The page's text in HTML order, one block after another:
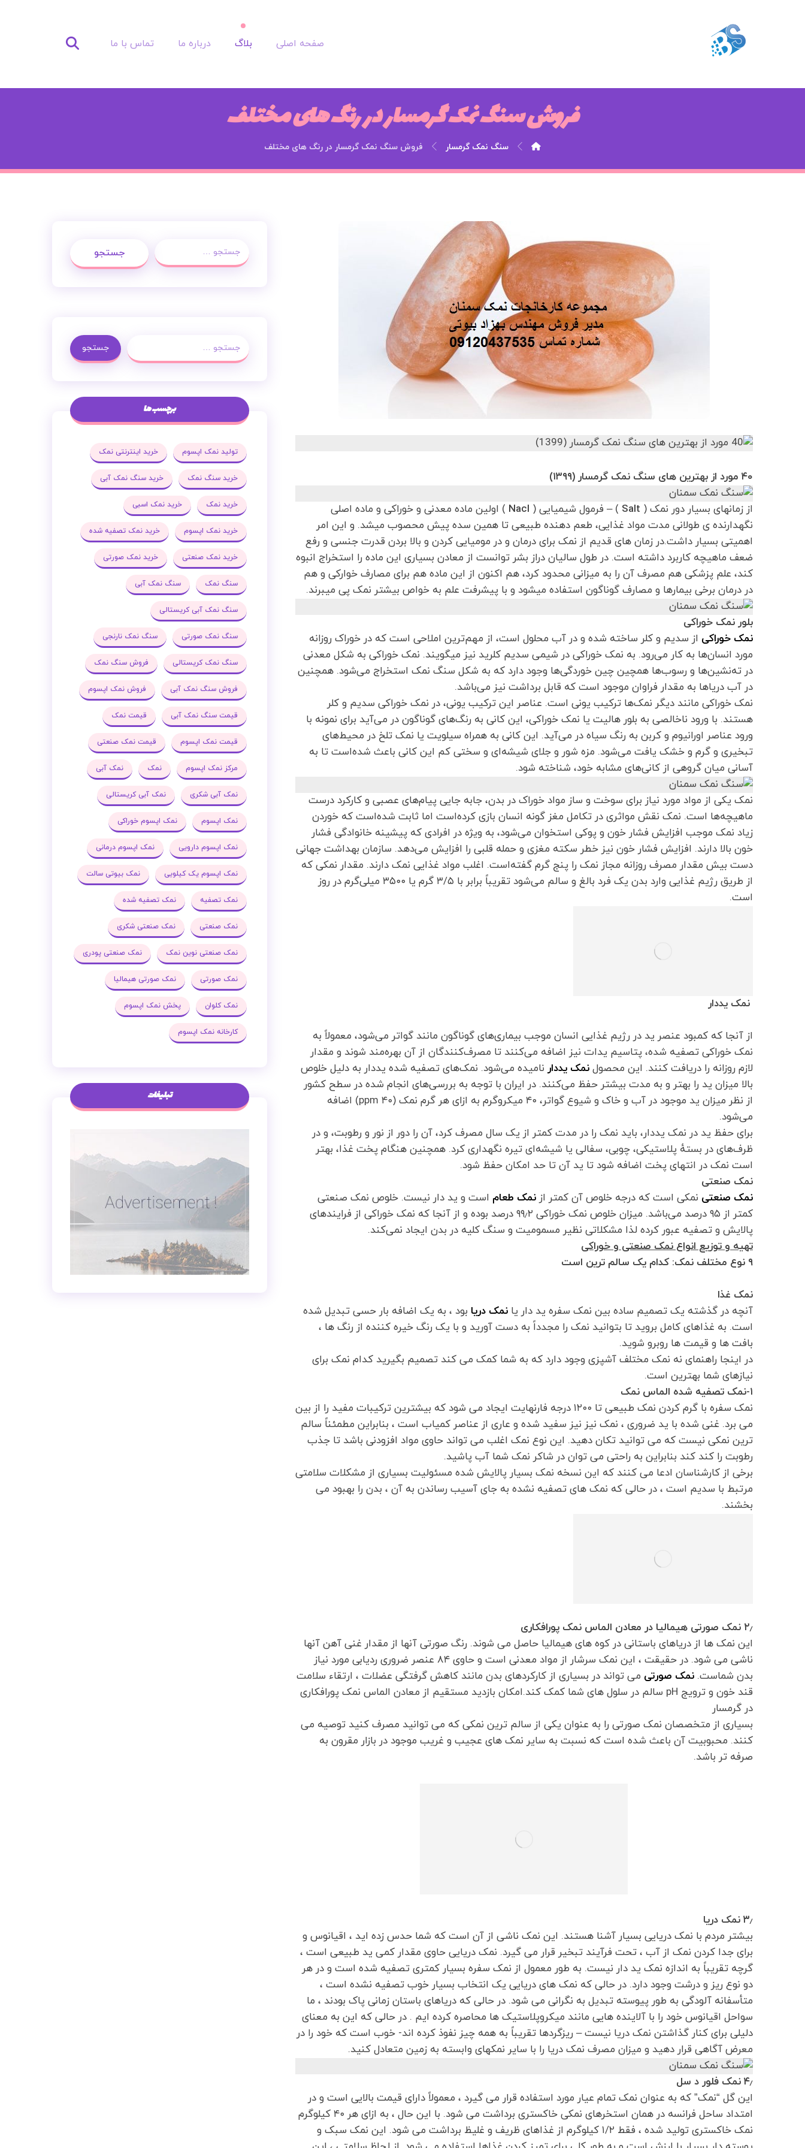
صفحه اصلی بلاگ درباره ما تماس با ما
فروش سنگ نمک گرمسار در رنگ های مختلف
سنگ نمک گرمسار فروش سنگ نمک گرمسار در رنگ های مختلف
۴۰ مورد از بهترین های سنگ نمک گرمسار (۱۳۹۹)
از زمانهای بسیار دور نمک ( Salt ) – فرمول شیمیایی ( Nacl ) اولین ماده معدنی و خوراکی و ماده اصلی
نگهدارنده ی طولانی مدت مواد غذایی، طعم دهنده طبیعی تا همین سده پیش محصوب میشد. و این امر
اهمیتی بسیار داشت.در زمان های قدیم از نمک برای درمان و در مومیایی کردن و بالا بردن قدرت جنسی و رفع
ضعف ماهیچه کاربرد داشته‌ است. در طول سالیان دراز بشر توانست از معادن بسیاری این ماده را استخراج انبوه
کند، علم پزشکی هم مصرف آن را به میزانی محدود کرد، هم اکنون از این ماده هم برای مصارف خوارکی و هم
در درمان برخی بیمارها و مصارف گوناگون استفاده میشود و با پیشرفت علم به خواص بیشتر نمک پی میبرند.
بلور نمک خوراکی
نمک خوراکی از سدیم و کلر ساخته شده‌ و در آب محلول است، از مهم‌ترین املاحی است که در خوراک روزانه
مورد انسان‌ها به کار می‌رود. به نمک خوراکی در شیمی سدیم کلرید نیز میگویند. نمک خوراکی به شکل معدنی
در ته‌نشین‌ها و رسوب‌ها همچین چین خوردگی‌ها وجود دارد که به شکل سنگ نمک استخراج می‌شود. همچنین
در آب دریاها به مقدار فراوان موجود است که قابل برداشت نیز می‌باشد.
نمک خوراکی مانند دیگر نمک‌ها ترکیب یونی است. عناصر این ترکیب یونی، در نمک خوراکی سدیم و کلر
هستند. با ورود ناخالصی به بلور هالیت یا نمک خوراکی، این کانی به رنگ‌های گوناگون در می‌آید برای نمونه با
ورود عناصر اورانیوم و کربن به رنگ سیاه در می‌آید. این کانی به همراه سیلویت یا نمک تلخ در محیط‌های
تبخیری و گرم و خشک یافت می‌شود. مزه شور و جلای شیشه‌ای و سختی کم این کانی باعث شده‌است تا به
آسانی میان گروهی از کانی‌های مشابه خود، شناخته شود.
نمک یکی از مواد مورد نیاز برای سوخت و ساز مواد خوراک در بدن، جابه جایی پیام‌های عصبی و کارکرد درست
ماهیچه‌ها است. نمک نقش مواثری در تکامل مغز گونه انسان بازی کرده‌است اما ثابت شده‌است که خوردن
زیاد نمک موجب افزایش فشار خون و پوکی استخوان می‌شود، به ویژه در افرادی که پیشینه خانوادگی فشار
خون بالا دارند. افزایش فشار خون نیز خطر سکته مغزی و حمله قلبی را افزایش می‌دهد. سازمان بهداشت جهانی
دست بیش مقدار مصرف روزانه مجاز نمک را پنج گرم گفته‌است. اغلب مواد غذایی نمک دارند. مقدار نمکی که
از طریق رژیم غذایی وارد بدن یک فرد بالغ و سالم می‌شود تقریباً برابر با ۳/۵ گرم یا ۳۵۰۰ میلی‌گرم در روز
است.
نمک یددار
از آنجا که کمبود عنصر ید در رژیم غذایی انسان موجب بیماری‌های گوناگون مانند گواتر می‌شود، معمولاً به
نمک خوراکی تصفیه شده، پتاسیم یدات نیز اضافه می‌کنند تا مصرف‌کنندگان از آن بهره‌مند شوند و مقدار
لازم روزانه را دریافت کنند. این محصول نمک یددار نامیده می‌شود. نمک‌های تصفیه شده یددار به دلیل خلوص
بالا میزان ید را بهتر و به مدت بیشتر حفظ می‌کنند. در ایران با توجه به بررسی‌های انجام شده در سطح کشور
از نظر میزان ید موجود در آب و خاک و شیوع گواتر، ۴۰ میکروگرم به ازای هر گرم نمک (۴۰ ppm) اضافه
می‌شود.
برای حفظ ید در نمک یددار، باید نمک را در مدت کمتر از یک سال مصرف کرد، آن را دور از نور و رطوبت، و در
ظرف‌های در بستهٔ پلاستیکی، چوبی، سفالی یا شیشه‌ای تیره نگهداری کرد. همچنین هنگام پخت غذا، بهتر
است نمک در انتهای پخت اضافه شود تا ید آن تا حد امکان حفظ شود.
نمک صنعتی
نمک صنعتی نمکی است که درجه خلوص آن کمتر از نمک طعام است و ید دار نیست. خلوص نمک صنعتی
کمتر از ۹۵ درصد می‌باشد. میزان خلوص نمک خوراکی ۹۹٫۲ درصد بوده و از آنجا که نمک خوراکی از فرایندهای
پالایش و تصفیه عبور کرده لذا مشکلاتی نظیر مسمومیت و سنگ کلیه در بدن ایجاد نمی‌کند.
تهیه و توزیع انواع نمک صنعتی و خوراکی
۹ نوع مختلف نمک: کدام یک سالم ترین است
نمک غذا
آنچه در گذشته یک تصمیم ساده بین نمک سفره ید دار یا نمک دریا بود ، به یک اضافه بار حسی تبدیل شده
است. به غذاهای کامل بروید تا بتوانید نمک را مجدداً به دست آورید و با یک رنگ خیره کننده از رنگ ها ،
بافت ها و قیمت ها روبرو شوید.
در اینجا راهنمای نه نمک مختلف آشپزی وجود دارد که به شما کمک می کند تصمیم بگیرید کدام نمک برای
نیازهای شما بهترین است.
۱-نمک تصفیه شده الماس نمک
نمک سفره با گرم کردن نمک طبیعی تا ۱۲۰۰ درجه فارنهایت ایجاد می شود که بیشترین ترکیبات مفید را از بین
می برد. غنی شده با ید ضروری ، نمک نیز نیز سفید شده و عاری از عناصر کمیاب است ، بنابراین مطمئناً سالم
ترین نمکی نیست که می توانید تکان دهید. این نوع نمک اغلب می تواند حاوی مواد افزودنی باشد تا جذب
رطوبت را کند کند بنابراین به راحتی می توان در شاکر نمک شما آب پاشید.
برخی از کارشناسان ادعا می کنند که این نسخه نمک بسیار پالایش شده مسئولیت بسیاری از مشکلات سلامتی
مرتبط با سدیم است ، در حالی که نمک های تصفیه نشده به جای آسیب رساندن به آن ، بدن را بهبود می
بخشند.
۲٫ نمک صورتی هیمالیا در معادن الماس نمک پورافکاری
این نمک ها از دریاهای باستانی در کوه های هیمالیا حاصل می شوند. رنگ صورتی آنها از مقدار غنی آهن آنها
ناشی می شود. در حقیقت ، این نمک سرشار از مواد معدنی است و حاوی ۸۴ عنصر ضروری ردیابی مورد نیاز
بدن شماست. نمک صورتی می تواند در بسیاری از کارکردهای بدن مانند کاهش گرفتگی عضلات ، ارتقاء سلامت
قند خون و ترویج pH سالم در سلول های شما کمک کند.امکان بازدید مستقیم از معادن الماس نمک پورافکاری
در گرمسار
بسیاری از متخصصان نمک صورتی را به عنوان یکی از سالم ترین نمکی که می توانید مصرف کنید توصیه می
کنند. محبوبیت آن باعث شده است که نسبت به سایر نمک های عجیب و غریب موجود در بازار مقرون به
صرفه تر باشد.
۳٫ نمک دریا
بیشتر مردم با نمک دریایی بسیار آشنا هستند. این نمک ناشی از آن است که شما حدس زده اید ، اقیانوس و
برای جدا کردن نمک از آب ، تحت فرآیند تبخیر قرار می گیرد. نمک دریایی حاوی مقدار کمی ید طبیعی است ،
گرچه تقریباً به اندازه نمک ید دار نیست. به طور معمول از نمک سفره بسیار کمتری تصفیه شده است و در هر
دو نوع ریز و درشت وجود دارد. در حالی که نمک های دریایی یک انتخاب بسیار خوب تصفیه نشده است ،
متأسفانه آلودگی به طور پیوسته تبدیل به نگرانی می شود. در حالی که دریاهای باستان زمانی پاک بودند ، ما
سواحل اقیانوس خود را با آلاینده هایی مانند میکروپلاستیک ها محاصره کرده ایم . در حالی که این به معنای
دلیلی برای کنار گذاشتن نمک دریا نیست – ریزگردها تقریباً به همه چیز نفوذ کرده اند- خوب است که خود را در
معرض آگاهی قرار دهید و میزان مصرف نمک دریا را با سایر نمکهای وابسته به زمین متعادل کنید.
۴٫ نمک فلور د سل
این گل “نمک” که به عنوان نمک تمام عیار مورد استفاده قرار می گیرد ، معمولاً دارای قیمت بالایی است و در
امتداد ساحل فرانسه در همان استخرهای نمکی خاکستری برداشت می شود. با این حال ، به ازای هر ۴۰ کیلوگرم
نمک خاکستری تولید شده ، فقط ۱/۲ کیلوگرم از غذاهای ظریف و غلیظ برداشت می شود. این نمک سبک و
جستجو
جستجو
برچسب ها
تولید نمک اپسوم خرید اینترنتی نمک
خرید سنگ نمک خرید سنگ نمک آبی
خرید نمک خرید نمک اسبی
خرید نمک اپسوم خرید نمک تصفیه شده
خرید نمک صنعتی خرید نمک صورتی
سنگ نمک سنگ نمک آبی
سنگ نمک آبی کریستالی
سنگ نمک صورتی سنگ نمک نارنجی
سنگ نمک کریستالی فروش سنگ نمک
فروش سنگ نمک آبی فروش نمک اپسوم
قیمت سنگ نمک آبی قیمت نمک
قیمت نمک اپسوم قیمت نمک صنعتی
مرکز نمک اپسوم نمک نمک آبی
نمک آبی شکری نمک آبی کریستالی
نمک اپسوم نمک اپسوم خوراکی
نمک اپسوم دارویی نمک اپسوم درمانی
نمک اپسوم یک کیلویی نمک بیوتی سالت
نمک تصفیه نمک تصفیه شده
نمک صنعتی نمک صنعتی شکری
نمک صنعتی نوین نمک نمک صنعتی پودری
نمک صورتی نمک صورتی هیمالیا
نمک کلوان پخش نمک اپسوم
کارخانه نمک اپسوم
تبلیغات